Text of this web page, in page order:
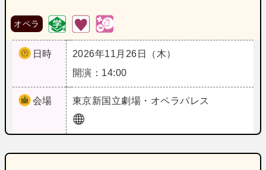
オペラ
日時
2026年11月26日（木）
開演：14:00
会場 東京新国立劇場・オペラパレス